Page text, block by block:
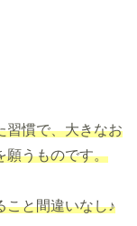
習慣で、大きなお
願うものです。
こと間違いなし♪